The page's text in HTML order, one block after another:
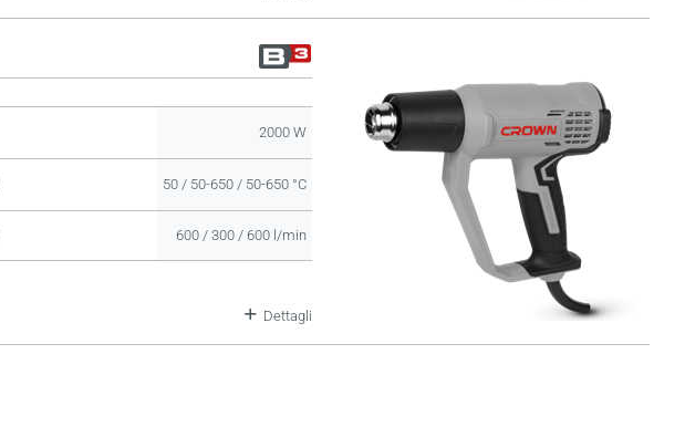
2000 W
50 / 50-650 / 50-650 °C
600 / 300 / 600 l/min
Dettagli